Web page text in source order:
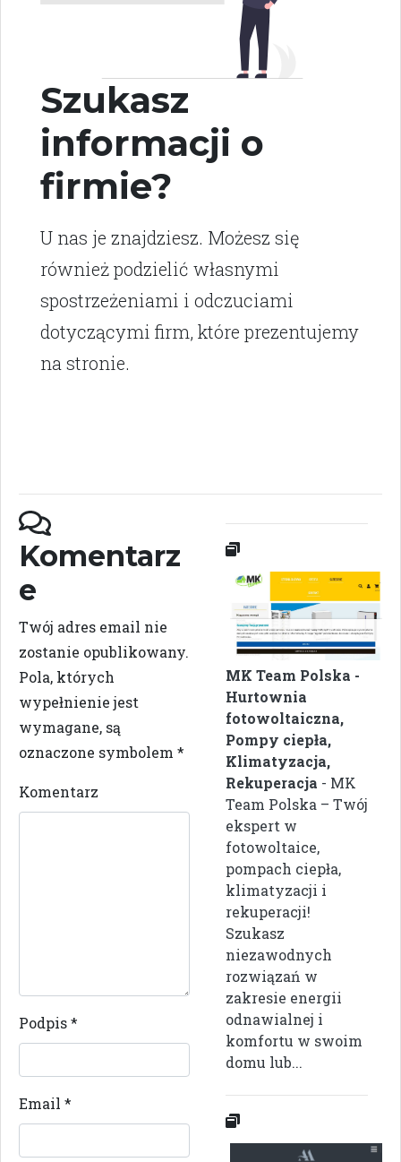
Szukasz
informacji o
firmie?
U nas je znajdziesz. Możesz się
również podzielić własnymi
spostrzeżeniami i odczuciami
dotyczącymi firm, które prezentujemy
na stronie.
Komentarz
e
Twój adres email nie
zostanie opublikowany.
Pola, których
wypełnienie jest
wymagane, są
oznaczone symbolem *
Komentarz
Podpis*
Email *
MK Team Polska -
Hurtownia
fotowoltaiczna,
Pompy ciepła,
Klimatyzacja,
Rekuperacja - MK
Team Polska – Twój
ekspert w
fotowoltaice,
pompach ciepła,
klimatyzacji i
rekuperacji!
Szukasz
niezawodnych
rozwiązań w
zakresie energii
odnawialnej i
komfortu w swoim
domu lub...